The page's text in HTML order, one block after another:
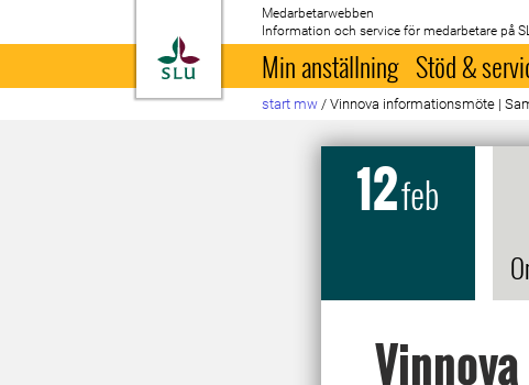
Till startsida
Medarbetarwebben
Information och service för medarbetare på
Min anställning Stöd &
start mw / Vinnova informationsmöte |
12feb